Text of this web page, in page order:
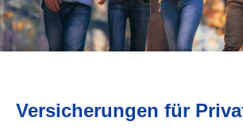
Versicherungen für